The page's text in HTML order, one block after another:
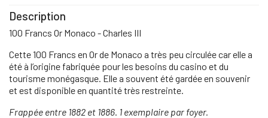
Description
100 Francs Or Monaco - Charles III
Cette 100 Francs en Or de Monaco a très peu circulée car elle a
été à l’origine fabriquée pour les besoins du casino et du
tourisme monégasque. Elle a souvent été gardée en souvenir
et est disponible en quantité très restreinte.
Frappée entre 1882 et 1886 1 exemplaire par foyer.